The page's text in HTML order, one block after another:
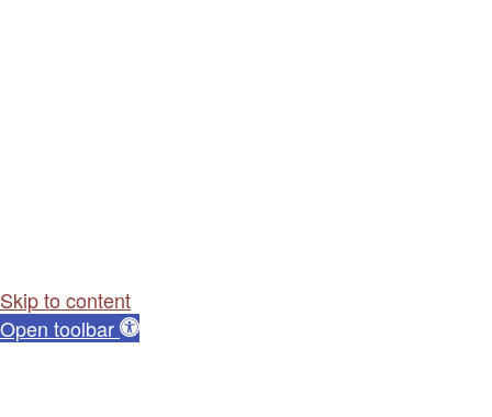
Skip to content
Open toolbar